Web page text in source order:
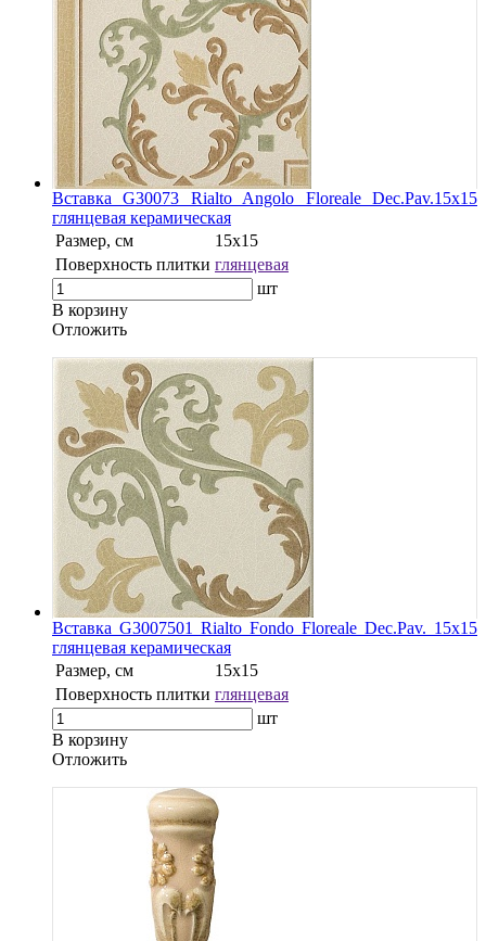
Вставка G30073 Rialto Angolo Floreale Dec.Pav.15х15
глянцевая керамическая
Размер, см
15x15
Поверхность плитки глянцевая
шт
В корзину
Oтложить
Вставка G3007501 Rialto Fondo Floreale Dec.Pav. 15х15
глянцевая керамическая
Размер, см
15x15
Поверхность плитки глянцевая
шт
В корзину
Oтложить